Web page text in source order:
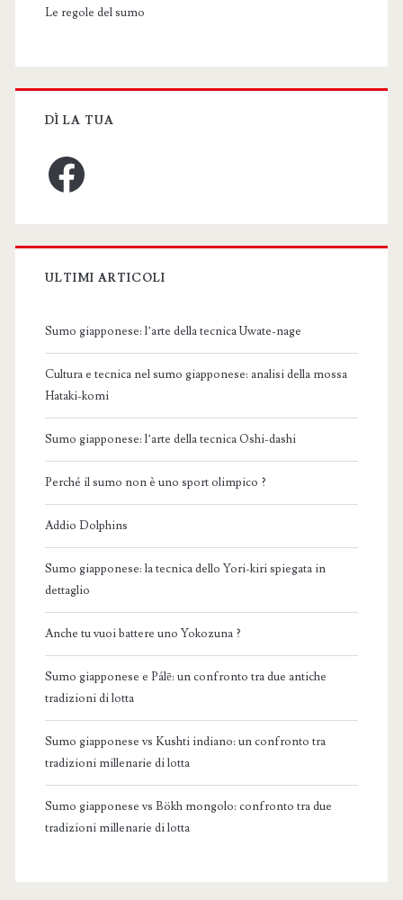
Le regole del sumo
DÌ LA TUA
Facebook
ULTIMI ARTICOLI
Sumo giapponese: l’arte della tecnica Uwate-nage
Cultura e tecnica nel sumo giapponese: analisi della mossa
Hataki-komi
Sumo giapponese: l’arte della tecnica Oshi-dashi
Perché il sumo non è uno sport olimpico ?
Addio Dolphins
Sumo giapponese: la tecnica dello Yori-kiri spiegata in
dettaglio
Anche tu vuoi battere uno Yokozuna ?
Sumo giapponese e Pálē: un confronto tra due antiche
tradizioni di lotta
Sumo giapponese vs Kushti indiano: un confronto tra
tradizioni millenarie di lotta
Sumo giapponese vs Bökh mongolo: confronto tra due
tradizioni millenarie di lotta